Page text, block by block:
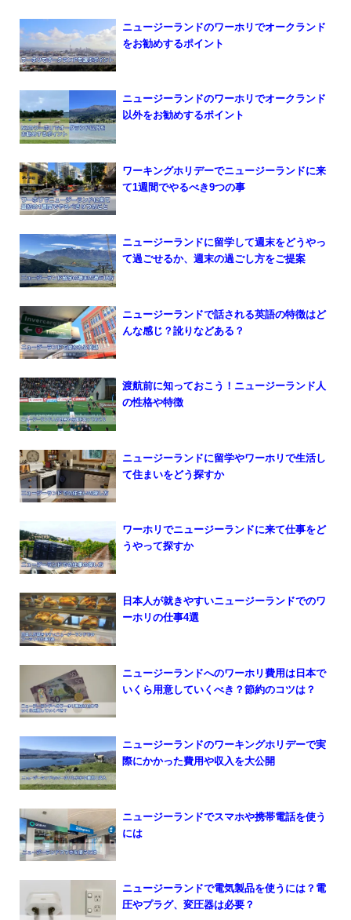
ニュージーランドのワーホリでオークランド
をお勧めするポイント
ニュージーランドのワーホリでオークランド
以外をお勧めするポイント
ワーキングホリデーでニュージーランドに来
て1週間でやるべき9つの事
ニュージーランドに留学して週末をどうやっ
て過ごせるか、週末の過ごし方をご提案
ニュージーランドで話される英語の特徴はど
んな感じ？訛りなどある？
渡航前に知っておこう！ニュージーランド人
の性格や特徴
ニュージーランドに留学やワーホリで生活し
て住まいをどう探すか
ワーホリでニュージーランドに来て仕事をど
うやって探すか
日本人が就きやすいニュージーランドでのワ
ーホリの仕事4選
ニュージーランドへのワーホリ費用は日本で
いくら用意していくべき？節約のコツは？
ニュージーランドのワーキングホリデーで実
際にかかった費用や収入を大公開
ニュージーランドでスマホや携帯電話を使う
には
ニュージーランドで電気製品を使うには？電
圧やプラグ、変圧器は必要？